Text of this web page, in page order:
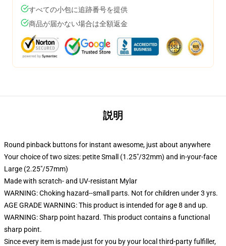
すべての小包に追跡番号を提供
商品が届かない場合は全額返金
説明
Round pinback buttons for instant awesome, just about anywhere
Your choice of two sizes: petite Small (1.25"/32mm) and in-your-face
Large (2.25"/57mm)
Made with scratch- and UV-resistant Mylar
WARNING: Choking hazard--small parts. Not for children under 3 yrs.
AGE GRADE WARNING: This product is intended for age 8 and up.
WARNING: Sharp point hazard. This product contains a functional
sharp point.
Since every item is made just for you by your local third-party fulfiller,